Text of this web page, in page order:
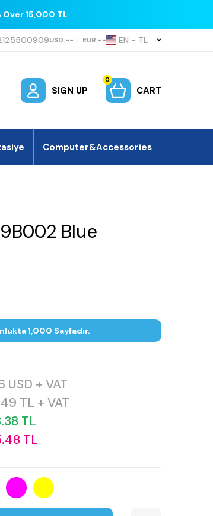
15,000 TL
USD:-- | EUR:-- EN − TL
SIGN UP
0
CART
Computer&Accessories
Blue
1,000 Sayfadır.
USD + VAT
TL + VAT
TL
TL